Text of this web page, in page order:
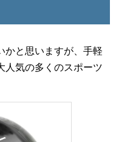
かと思いますが、手軽
人気の多くのスポーツ